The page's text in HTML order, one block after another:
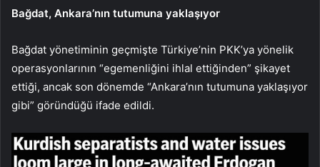
Bağdat, Ankara’nın tutumuna yaklaşıyor
Bağdat yönetiminin geçmişte Türkiye’nin PKK’ya yönelik
operasyonlarının “egemenliğini ihlal ettiğinden” şikayet
ettiği, ancak son dönemde “Ankara’nın tutumuna yaklaşıyor
gibi” göründüğü ifade edildi.